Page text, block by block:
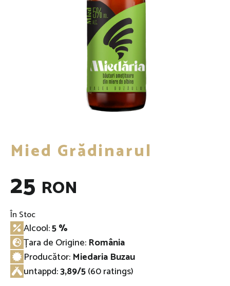
Mied Grădinarul
25 RON
În Stoc
Alcool:5 %
Țara de Origine: România
Producător: Miedaria Buzau
untappd:3,89/5(60 ratings)